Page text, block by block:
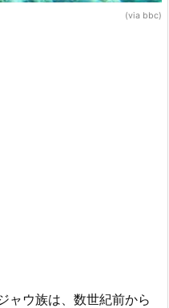
(via bbc)
ャウ族は、数世紀前から